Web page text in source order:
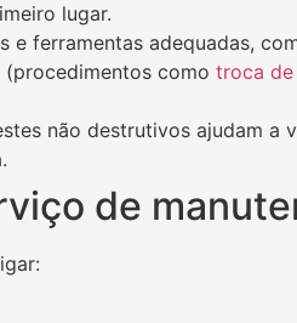
lugar.
ferramentas adequadas,
como troca
não destrutivos ajudam a
de